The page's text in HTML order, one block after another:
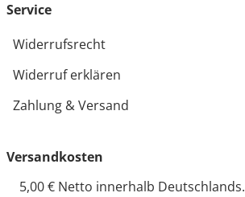
Service
Widerrufsrecht
Widerruf erklären
Zahlung & Versand
Versandkosten
5,00 € Netto innerhalb Deutschlands.